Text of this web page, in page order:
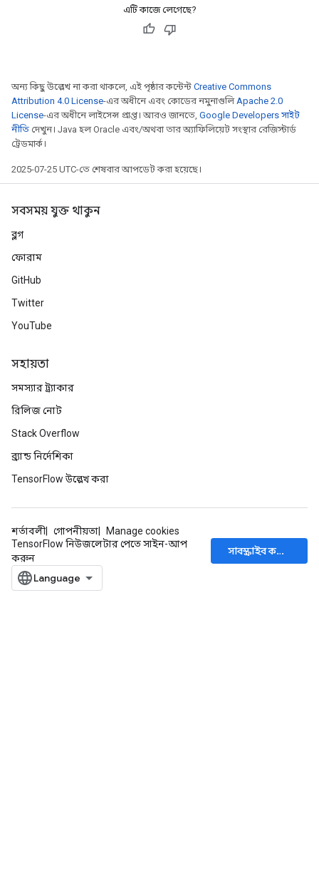
এটি কাজে লেগেছে?
অন্য কিছু উল্লেখ না করা থাকলে, এই পৃষ্ঠার কন্টেন্ট Creative Commons
Attribution 4.0 License-এর অধীনে এবং কোডের নমুনাগুলি Apache 2.0
License-এর অধীনে লাইসেন্স প্রাপ্ত। আরও জানতে, Google Developers সাইট
নীতি দেখুন। Java হল Oracle এবং/অথবা তার অ্যাফিলিয়েট সংস্থার রেজিস্টার্ড
ট্রেডমার্ক।
2025-07-25 UTC-তে শেষবার আপডেট করা হয়েছে।
সবসময় যুক্ত থাকুন
ব্লগ
ফোরাম
GitHub
Twitter
YouTube
সহায়তা
সমস্যার ট্র্যাকার
রিলিজ নোট
Stack Overflow
ব্র্যান্ড নির্দেশিকা
TensorFlow উল্লেখ করা
শর্তাবলী গোপনীয়তা
Manage cookies
TensorFlow নিউজলেটার পেতে সাইন-আপ
করুন
সাবস্ক্রাইব করুন